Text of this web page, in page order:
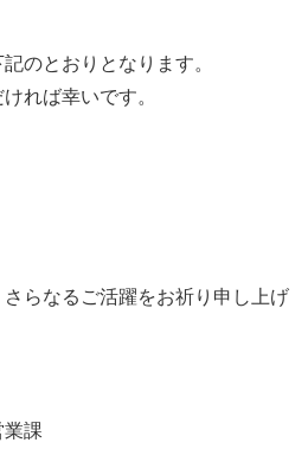
のとおりとなります。
れば幸いです。
らなるご活躍をお祈り申し上げ
課